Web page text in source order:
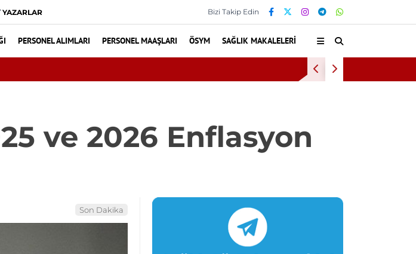
YAZARLAR Bizi Takip Edin
PERSONEL ALIMLARI PERSONEL MAAŞLARI ÖSYM SAĞLIK MAKALELERI
oksijen tedavisinden yararlandı
ve 2026 Enflasyon
Son Dakika